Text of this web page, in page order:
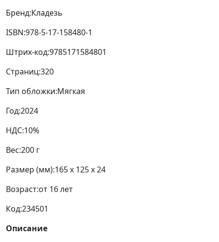
Бренд:Кладезь
ISBN:978-5-17-158480-1
Штрих-код:9785171584801
Страниц:320
Тип обложки:Мягкая
Год:2024
НДС:10%
Вес:200 г
Размер (мм):165 x 125 x 24
Возраст:от 16 лет
Код:234501
Описание